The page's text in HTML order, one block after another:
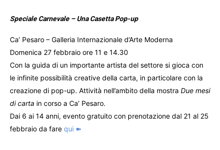
Speciale Carnevale – Una Casetta Pop-up
Ca’ Pesaro – Galleria Internazionale d’Arte Moderna
Domenica 27 febbraio ore 11 e 14.30
Con la guida di un importante artista del settore si gioca con
le infinite possibilità creative della carta, in particolare con la
creazione di pop-up. Attività nell’ambito della mostra Due mesi
di carta in corso a Ca’ Pesaro.
Dai 6 ai 14 anni, evento gratuito con prenotazione dal 21 al 25
febbraio da fare qui ➽